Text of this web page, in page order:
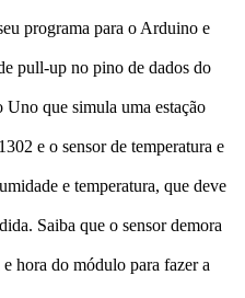
programa para o Arduino e
pull-up no pino de dados do
que simula uma estação
e o sensor de temperatura e
e temperatura, que deve
Saiba que o sensor demora
hora do módulo para fazer a